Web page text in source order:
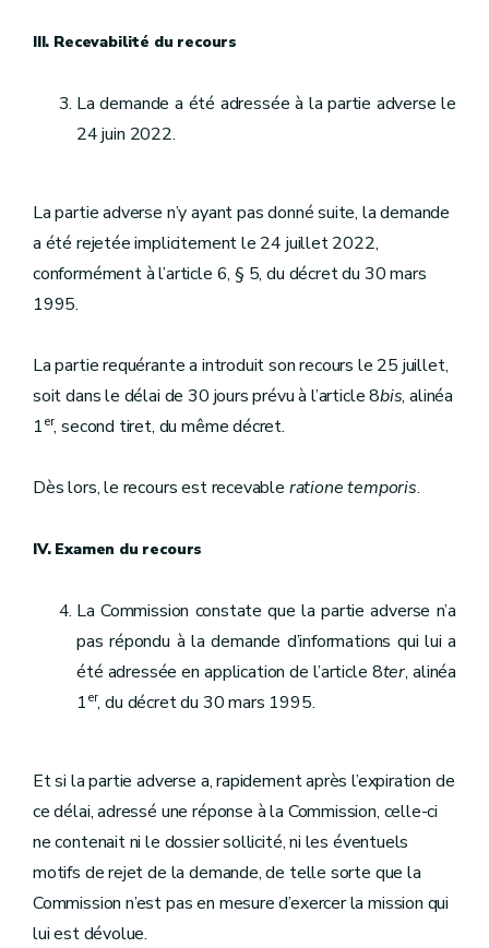
III. Recevabilité du recours
La demande a été adressée à la partie adverse le
24 juin 2022.
La partie adverse n’y ayant pas donné suite, la demande
a été rejetée implicitement le 24 juillet 2022,
conformément à l’article 6, § 5, du décret du 30 mars
1995.
La partie requérante a introduit son recours le 25 juillet,
soit dans le délai de 30 jours prévu à l’article 8bis, alinéa
1er, second tiret, du même décret.
Dès lors, le recours est recevable ratione temporis.
IV. Examen du recours
La Commission constate que la partie adverse n’a
pas répondu à la demande d’informations qui lui a
été adressée en application de l’article 8ter, alinéa
1er, du décret du 30 mars 1995.
Et si la partie adverse a, rapidement après l’expiration de
ce délai, adressé une réponse à la Commission, celle-ci
ne contenait ni le dossier sollicité, ni les éventuels
motifs de rejet de la demande, de telle sorte que la
Commission n’est pas en mesure d’exercer la mission qui
lui est dévolue.